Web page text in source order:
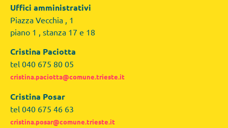
Uffici amministrativi
Piazza Vecchia , 1
piano 1 , stanza 17 e 18
Cristina Paciotta
tel 040 675 80 05
cristina.paciotta@comune.trieste.it
Cristina Posar
tel 040 675 46 63
cristina.posar@comune.trieste.it